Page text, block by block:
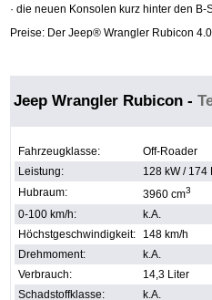
· die neuen Konsolen kurz hinter den
Preise: Der Jeep® Wrangler Rubicon
Jeep Wrangler Rubicon -
Fahrzeugklasse:
Off-Roader
Leistung:
128 kW / 174
Hubraum:
3960 cm3
0-100 km/h:
k.A.
Höchstgeschwindigkeit:
148 km/h
Drehmoment:
k.A.
Verbrauch:
14,3 Liter
Schadstoffklasse:
k.A.